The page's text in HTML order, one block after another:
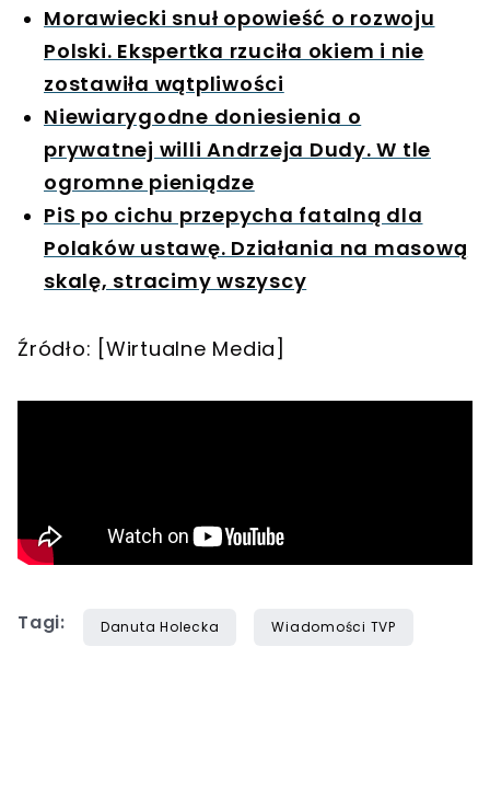
Morawiecki snuł opowieść o rozwoju
Polski. Ekspertka rzuciła okiem i nie
zostawiła wątpliwości
Niewiarygodne doniesienia o
prywatnej willi Andrzeja Dudy. W tle
ogromne pieniądze
PiS po cichu przepycha fatalną dla
Polaków ustawę. Działania na masową
skalę, stracimy wszyscy
Źródło: [Wirtualne Media]
Tagi: Danuta Holecka Wiadomości TVP